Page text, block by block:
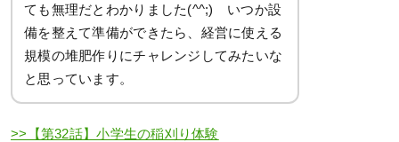
ても無理だとわかりました(^^;) いつか設
備を整えて準備ができたら、経営に使える
規模の堆肥作りにチャレンジしてみたいな
と思っています。
>>【第32話】小学生の稲刈り体験